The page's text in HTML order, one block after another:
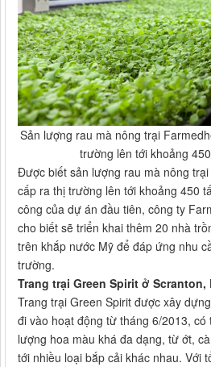
Sản lượng rau mà nông trại
trường lên tới khoảng
Được biết sản lượng rau mà nông
cấp ra thị trường lên tới khoảng 450
công của dự án đầu tiên, công ty
cho biết sẽ triển khai thêm 20 nhà
trên khắp nước Mỹ để đáp ứng nhu
trường.
Trang trại Green Spirit ở Scranton,
Trang trại Green Spirit được xây
đi vào hoạt động từ tháng 6/2013, có
lượng hoa màu khá đa dạng, từ ớt,
tới nhiều loại bắp cải khác nhau. Với